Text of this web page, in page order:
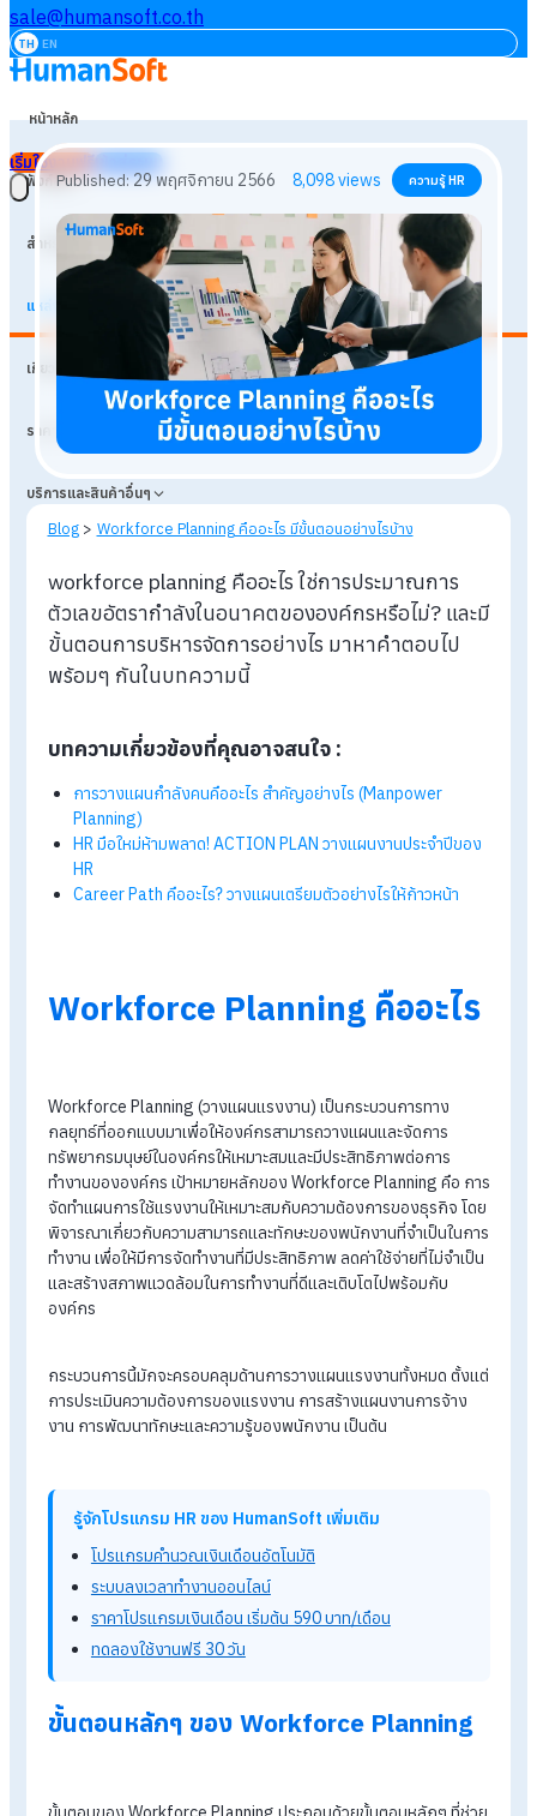
sale@humansoft.co.th
TH EN
หน้าหลัก
ฟังก์ชัน
สำหรับธุรกิจ
แหล่งเรียนรู้
เกี่ยวกับเรา
ราคา
บริการและสินค้าอื่นๆ
เริ่มใช้งานฟรี
29 พฤศจิกายน 2566 8,098views
Blog > Workforce Planning คืออะไร มีขั้นตอนอย่างไรบ้าง
workforce planning คืออะไร ใช่การประมาณการ
ตัวเลขอัตรากำลังในอนาคตขององค์กรหรือไม่? แ
ขั้นตอนการบริหารจัดการอย่างไร มาหาคำตอบไป
บทความเกี่ยวข้องที่คุณอาจสนใจ :
HR มือใหม่ห้ามพลาด! ACTION PLAN วางแผนงานประจำปีข
HR
Career Path คืออะไร? วางแผนเตรียมตัวอย่างไรให้ก้าวหน้า
Workforce Planning คืออะไ
Workforce Planning (วางแผนแรงงาน) เป็นกระบวนการทาง
ทำงานขององค์กร เป้าหมายหลักของ Workforce Planning คือ
จัดทำแผนการใช้แรงงานให้เหมาะสมกับความต้องการของธุรกิจ
พิจารณาเกี่ยวกับความสามารถและทักษะของพนักงานที่จำเป็นใน
ทำงาน เพื่อให้มีการจัดทำงานที่มีประสิทธิภาพ ลดค่าใช้จ่ายที่ไม่จำ
และสร้างสภาพแวดล้อมในการทำงานที่ดีและเติบโตไปพร้อมกับ
องค์กร
กระบวนการนี้มักจะครอบคลุมด้านการวางแผนแรงงานทั้งหมด ตั้